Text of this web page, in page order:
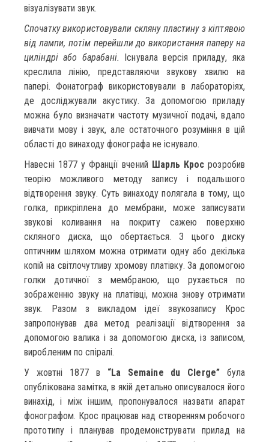
візуалізувати звук.
Спочатку використовували скляну пластину з кіптявою
від лампи, потім перейшли до використання паперу на
циліндрі або барабані. Існувала версія приладу, яка
креслила лінію, представляючи звукову хвилю на
папері. Фонатограф використовували в лабораторіях,
де досліджували акустику. За допомогою приладу
можна було визначати частоту музичної подачі, вдало
вивчати мову і звук, але остаточного розуміння в цій
області до винаходу фонографа не існувало.
Навесні 1877 у Франції вчений Шарль Крос розробив
теорію можливого методу запису і подальшого
відтворення звуку. Суть винаходу полягала в тому, що
голка, прикріплена до мембрани, може записувати
звукові коливання на покриту сажею поверхню
скляного диска, що обертається. З цього диску
оптичним шляхом можна отримати одну або декілька
копій на світлочутливу хромову платівку. За допомогою
голки дотичної з мембраною, що рухається по
зображенню звуку на платівці, можна знову отримати
звук. Разом з викладом ідеї звукозапису Крос
запропонував два метод реалізації відтворення за
допомогою валика і за допомогою диска, із записом,
виробленим по спіралі.
У жовтні 1877 в “La Semaine du Clerge”була
опублікована замітка, в якій детально описувалося його
винахід, і між іншим, пропонувалося назвати апарат
фонографом. Крос працював над створенням робочого
прототипу і планував продемонструвати прилад на